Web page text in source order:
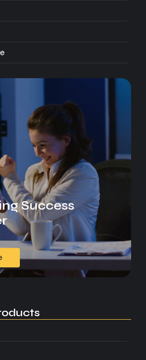
Success